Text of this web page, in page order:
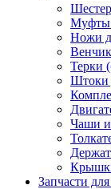
Муфты
Ножи
Терки
Штоки
Чаши и
Запчасти